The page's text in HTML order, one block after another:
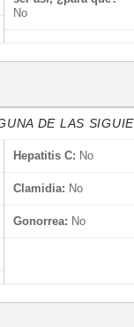
No
DE LAS
Hepatitis C: No
Clamidia: No
Gonorrea: No